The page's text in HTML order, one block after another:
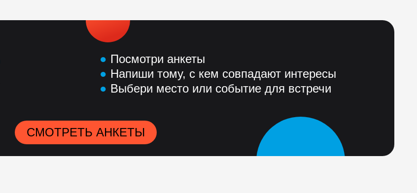
● Посмотри анкеты
● Напиши тому, с кем совпадают интересы
● Выбери место или событие для встречи
СМОТРЕТЬ АНКЕТЫ